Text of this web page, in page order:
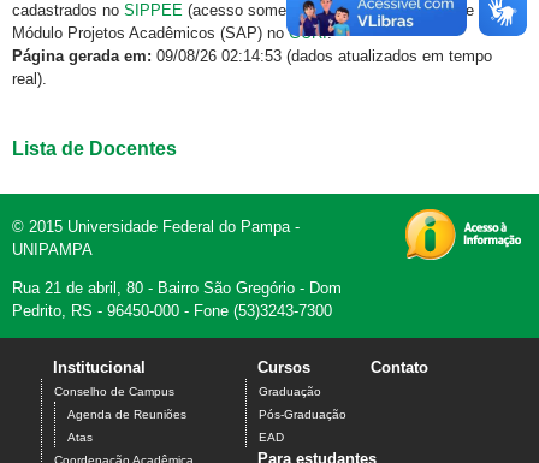
cadastrados no SIPPEE (acesso somente via rede institucional) e
Módulo Projetos Acadêmicos (SAP) noGURI.
Página gerada em: 09/08/26 02:14:53 (dados atualizados em tempo
real).
Lista de Docentes
© 2015 Universidade Federal do Pampa -
UNIPAMPA
Rua 21 de abril, 80 - Bairro São Gregório - Dom
Pedrito, RS - 96450-000 - Fone (53)3243-7300
Institucional
Conselho de Campus
Agenda de Reuniões
Atas
Cursos
Graduação
Pós-Graduação
EAD
Contato
Para estudantes